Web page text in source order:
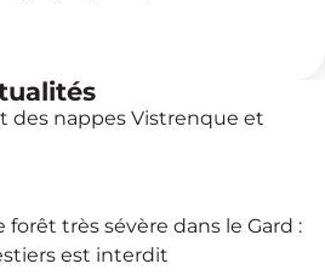
des nappes Vistrenque et
très sévère dans le Gard :
est interdit